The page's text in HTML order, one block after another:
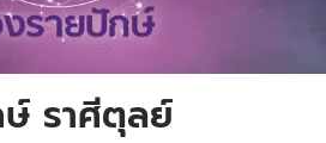
ราศีตุลย์